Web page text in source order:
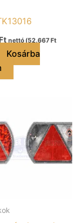
nettó (52.667 Ft
Kosárba